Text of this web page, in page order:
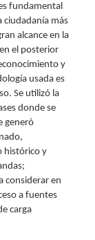
fundamental
ciudadanía más
alcance en la
el posterior
y
usada es
Se utilizó la
donde se
generó
histórico y
considerar en
a fuentes
carga